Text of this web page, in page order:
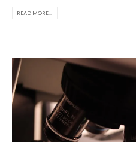
READ MORE...